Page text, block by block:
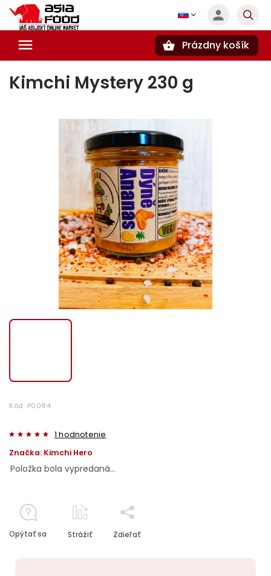
Prázdny košík
Kimchi Mystery 230 g
Kód: P0084
1 hodnotenie
Značka: Kimchi Hero
Položka bola vypredaná…
Opýtať sa Strážiť Zdieľať